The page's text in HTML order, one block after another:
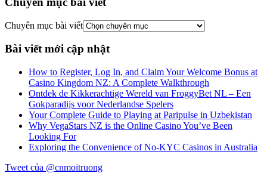
Chuyên mục bài viết
Bài viết mới cập nhật
How to Register, Log In, and Claim Your Welcome Bonus at
Casino Kingdom NZ: A Complete Walkthrough
Ontdek de Kikkerachtige Wereld van FroggyBet NL – Een
Gokparadijs voor Nederlandse Spelers
Your Complete Guide to Playing at Paripulse in Uzbekistan
Why VegaStars NZ is the Online Casino You’ve Been
Looking For
Exploring the Convenience of No-KYC Casinos in Australia
Tweet của @cnmoitruong